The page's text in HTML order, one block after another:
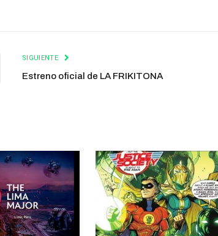
SIGUIENTE
Estreno oficial de LA FRIKITONA